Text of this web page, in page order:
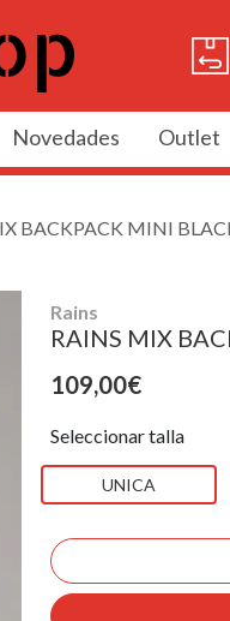
Novedades Outlet
BACKPACK MINI
Rains
RAINS MIX
109,00€
Seleccionar talla
UNICA